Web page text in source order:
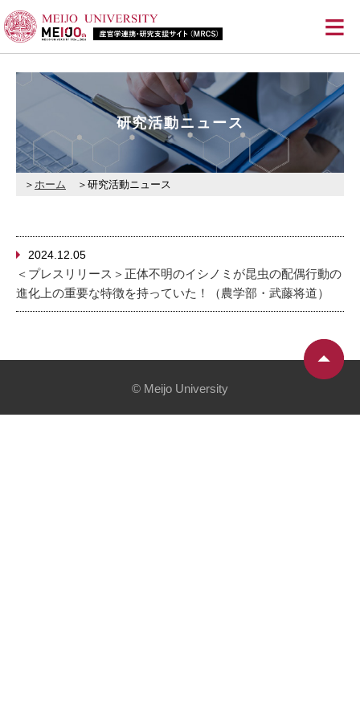
≡
研究活動ニュース
ホーム 研究活動ニュース
2024.12.05
＜プレスリリース＞正体不明のイシノミが昆虫の配偶行動の
進化上の重要な特徴を持っていた！（農学部・武藤将道）
© Meijo University